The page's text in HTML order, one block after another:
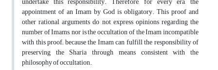
appointment of an Imam by God is obligatory. This proof and
other rational arguments do not express opinions regarding the
number of Imams, nor is the occultation of the Imam incompatible
with this proof; because the Imam can fulfill the responsibility of
preserving the Sharia through means consistent with the
philosophy of occultation.